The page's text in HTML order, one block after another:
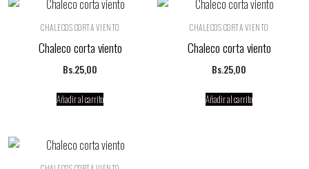
CHALECOS CORTA VIENTO
Chaleco corta viento
Bs.25,00
Añadir al carrito
CHALECOS CORTA VIENTO
Chaleco corta viento
Bs.25,00
Añadir al carrito